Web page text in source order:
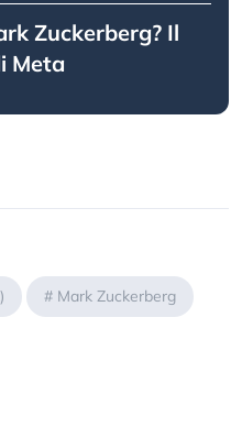
Zuckerberg? Il
Meta
# Mark Zuckerberg